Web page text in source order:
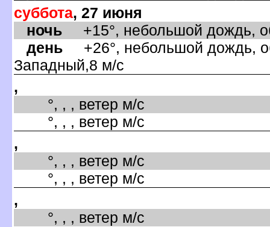
суббота, 27 июня
ночь +15°, небольшой дождь,
день +26°, небольшой дождь,
Западный,8 м/с
,
°, , , ветер м/с
°, , , ветер м/с
,
°, , , ветер м/с
°, , , ветер м/с
,
°, , , ветер м/с